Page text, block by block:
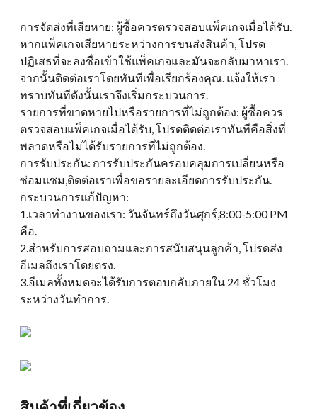
การจัดส่งที่เสียหาย: ผู้ซื้อควรตรวจสอบแพ็คเกจเมื่อได้รับ.
หากแพ็คเกจเสียหายระหว่างการขนส่งสินค้า, โปรด
ปฏิเสธที่จะลงชื่อเข้าใช้แพ็คเกจและมันจะกลับมาหาเรา.
จากนั้นติดต่อเราโดยทันทีเพื่อเรียกร้องคุณ. แจ้งให้เรา
ทราบทันทีดังนั้นเราจึงเริ่มกระบวนการ.
รายการที่ขาดหายไปหรือรายการที่ไม่ถูกต้อง: ผู้ซื้อควร
ตรวจสอบแพ็คเกจเมื่อได้รับ, โปรดติดต่อเราทันทีคือสิ่งที่
พลาดหรือไม่ได้รับรายการที่ไม่ถูกต้อง.
การรับประกัน: การรับประกันครอบคลุมการเปลี่ยนหรือ
ซ่อมแซม,ติดต่อเราเพื่อขอรายละเอียดการรับประกัน.
กระบวนการแก้ปัญหา:
1.เวลาทำงานของเรา: วันจันทร์ถึงวันศุกร์,8:00-5:00 PM
คือ.
2.สำหรับการสอบถามและการสนับสนุนลูกค้า, โปรดส่ง
อีเมลถึงเราโดยตรง.
3.อีเมลทั้งหมดจะได้รับการตอบกลับภายใน 24 ชั่วโมง
ระหว่างวันทำการ.